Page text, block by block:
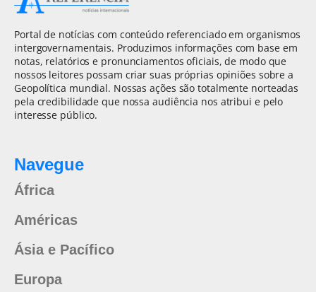
Portal de notícias com conteúdo referenciado em organismos
intergovernamentais. Produzimos informações com base em
notas, relatórios e pronunciamentos oficiais, de modo que
nossos leitores possam criar suas próprias opiniões sobre a
Geopolítica mundial. Nossas ações são totalmente norteadas
pela credibilidade que nossa audiência nos atribui e pelo
interesse público.
Navegue
África
Américas
Ásia e Pacífico
Europa